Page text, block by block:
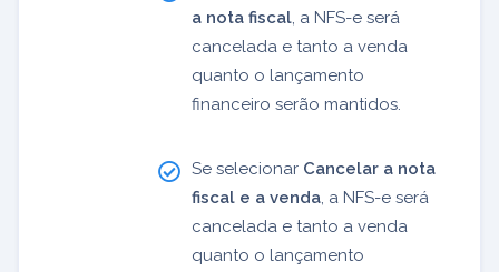
a nota fiscal , a NFS-e será
cancelada e tanto a venda
quanto o lançamento
financeiro serão mantidos.
Se selecionar Cancelar a nota
fiscal e a venda , a NFS-e será
cancelada e tanto a venda
quanto o lançamento